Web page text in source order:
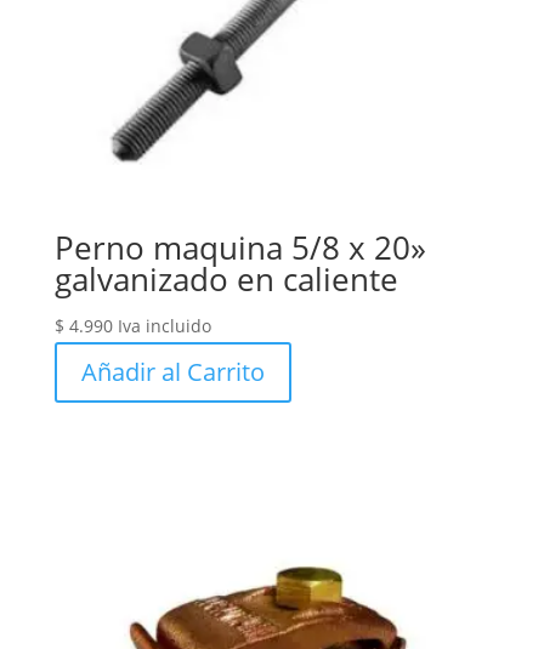
Perno maquina 5/8 x 20»
galvanizado en caliente
$ 4.990 Iva incluido
Añadir al Carrito